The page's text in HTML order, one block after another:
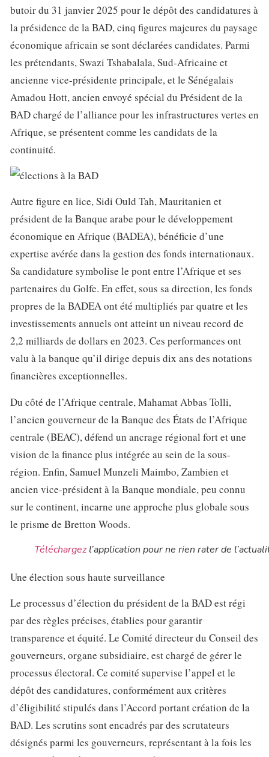
butoir du 31 janvier 2025 pour le dépôt des candidatures à
la présidence de la BAD, cinq figures majeures du paysage
économique africain se sont déclarées candidates. Parmi
les prétendants, Swazi Tshabalala, Sud-Africaine et
ancienne vice-présidente principale, et le Sénégalais
Amadou Hott, ancien envoyé spécial du Président de la
BAD chargé de l’alliance pour les infrastructures vertes en
Afrique, se présentent comme les candidats de la
continuité.
Autre figure en lice, Sidi Ould Tah, Mauritanien et
président de la Banque arabe pour le développement
économique en Afrique (BADEA), bénéficie d’une
expertise avérée dans la gestion des fonds internationaux.
Sa candidature symbolise le pont entre l’Afrique et ses
partenaires du Golfe. En effet, sous sa direction, les fonds
propres de la BADEA ont été multipliés par quatre et les
investissements annuels ont atteint un niveau record de
2,2 milliards de dollars en 2023. Ces performances ont
valu à la banque qu’il dirige depuis dix ans des notations
financières exceptionnelles.
Du côté de l’Afrique centrale, Mahamat Abbas Tolli,
l’ancien gouverneur de la Banque des États de l’Afrique
centrale (BEAC), défend un ancrage régional fort et une
vision de la finance plus intégrée au sein de la sous-
région. Enfin, Samuel Munzeli Maimbo, Zambien et
ancien vice-président à la Banque mondiale, peu connu
sur le continent, incarne une approche plus globale sous
le prisme de Bretton Woods.
Téléchargezl’application pour ne rien rater de
Une élection sous haute surveillance
Le processus d’élection du président de la BAD est régi
par des règles précises, établies pour garantir
transparence et équité. Le Comité directeur du Conseil des
gouverneurs, organe subsidiaire, est chargé de gérer le
processus électoral. Ce comité supervise l’appel et le
dépôt des candidatures, conformément aux critères
d’éligibilité stipulés dans l’Accord portant création de la
BAD. Les scrutins sont encadrés par des scrutateurs
désignés parmi les gouverneurs, représentant à la fois les